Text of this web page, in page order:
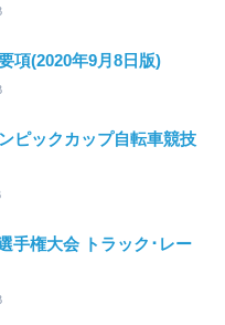
項(2020年9月8日版)
ピックカップ自転車競技
手権大会 トラック･レー